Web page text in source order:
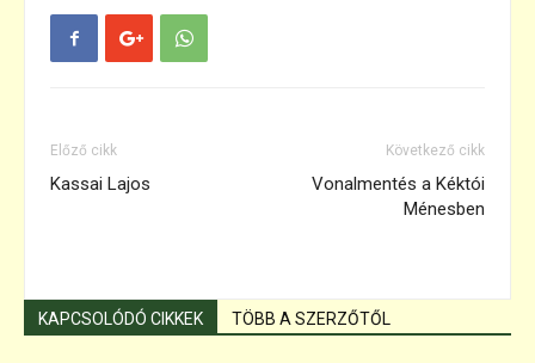
Előző cikk
Kassai Lajos
Következő cikk
Vonalmentés a Kéktói
Ménesben
KAPCSOLÓDÓ CIKKEK TÖBB A SZERZŐTŐL